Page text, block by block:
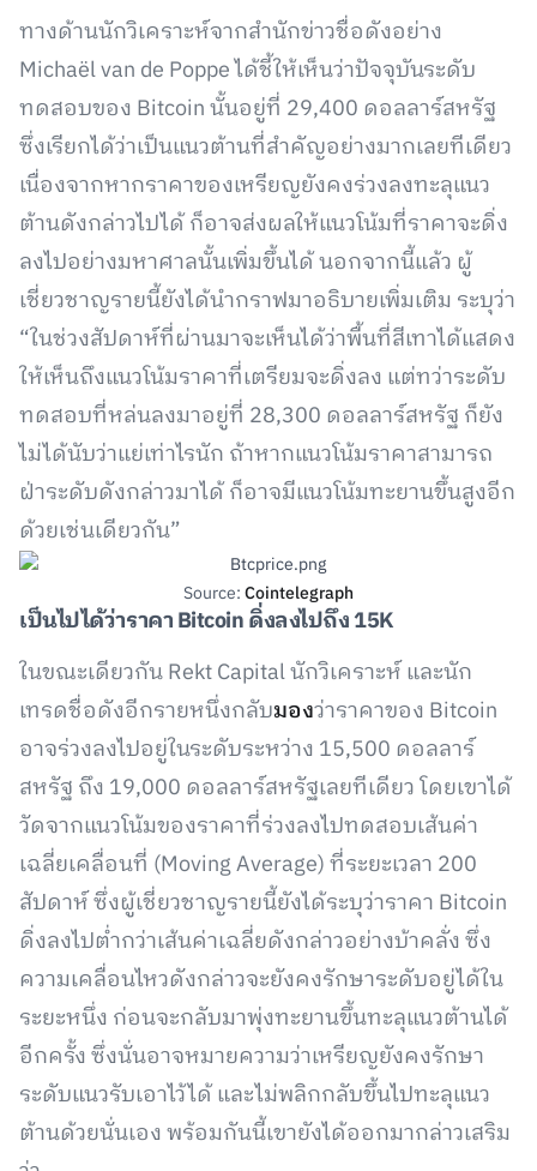
ทางด้านนักวิเคราะห์จากสำนักข่าวชื่อดังอย่าง
Michaël van de Poppe ได้ชี้ให้เห็นว่าปัจจุบันระดับ
ทดสอบของ Bitcoin นั้นอยู่ที่ 29,400 ดอลลาร์สหรัฐ
ซึ่งเรียกได้ว่าเป็นแนวต้านที่สำคัญอย่างมากเลยทีเดียว
เนื่องจากหากราคาของเหรียญยังคงร่วงลงทะลุแนว
ต้านดังกล่าวไปได้ ก็อาจส่งผลให้แนวโน้มที่ราคาจะดิ่ง
ลงไปอย่างมหาศาลนั้นเพิ่มขึ้นได้ นอกจากนี้แล้ว ผู้
เชี่ยวชาญรายนี้ยังได้นำกราฟมาอธิบายเพิ่มเติม ระบุว่า
“ในช่วงสัปดาห์ที่ผ่านมาจะเห็นได้ว่าพื้นที่สีเทาได้แสดง
ให้เห็นถึงแนวโน้มราคาที่เตรียมจะดิ่งลง แต่ทว่าระดับ
ทดสอบที่หล่นลงมาอยู่ที่ 28,300 ดอลลาร์สหรัฐ ก็ยัง
ไม่ได้นับว่าแย่เท่าไรนัก ถ้าหากแนวโน้มราคาสามารถ
ฝ่าระดับดังกล่าวมาได้ ก็อาจมีแนวโน้มทะยานขึ้นสูงอีก
ด้วยเช่นเดียวกัน”
Source:Cointelegraph
เป็นไปได้ว่าราคา Bitcoin ดิ่งลงไปถึง 15K
ในขณะเดียวกัน Rekt Capital นักวิเคราะห์ และนัก
เทรดชื่อดังอีกรายหนึ่งกลับมองว่าราคาของ Bitcoin
อาจร่วงลงไปอยู่ในระดับระหว่าง 15,500 ดอลลาร์
สหรัฐ ถึง 19,000 ดอลลาร์สหรัฐเลยทีเดียว โดยเขาได้
วัดจากแนวโน้มของราคาที่ร่วงลงไปทดสอบเส้นค่า
เฉลี่ยเคลื่อนที่ (Moving Average) ที่ระยะเวลา 200
สัปดาห์ ซึ่งผู้เชี่ยวชาญรายนี้ยังได้ระบุว่าราคา Bitcoin
ดิ่งลงไปต่ำกว่าเส้นค่าเฉลี่ยดังกล่าวอย่างบ้าคลั่ง ซึ่ง
ความเคลื่อนไหวดังกล่าวจะยังคงรักษาระดับอยู่ได้ใน
ระยะหนึ่ง ก่อนจะกลับมาพุ่งทะยานขึ้นทะลุแนวต้านได้
อีกครั้ง ซึ่งนั่นอาจหมายความว่าเหรียญยังคงรักษา
ระดับแนวรับเอาไว้ได้ และไม่พลิกกลับขึ้นไปทะลุแนว
ต้านด้วยนั่นเอง พร้อมกันนี้เขายังได้ออกมากล่าวเสริม